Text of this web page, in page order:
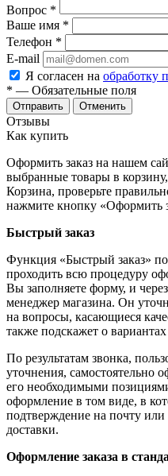
Вопрос *
Ваше имя *
Телефон *
E-mail
Я согласен на обработку
* — Обязательные поля
Отменить
Отзывы
Как купить
Оформить заказ на нашем
выбранные товары в
Корзина, проверьте
нажмите кнопку «Оформить
Быстрый заказ
Функция «Быстрый заказ»
проходить всю процедуру
Вы заполняете форму, и
менеджер магазина. Он
на вопросы, касающиеся
также подскажет о
По результатам звонка,
уточнения, самостоятельно
его необходимыми
оформление в том виде, в
подтверждение на почту
доставки.
Оформление заказа в